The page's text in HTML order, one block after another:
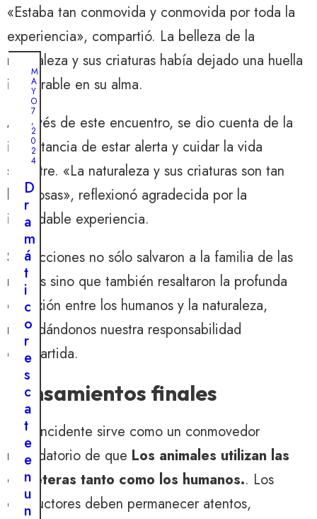
«Estaba tan conmovida y conmovida por toda la
experiencia», compartió. La belleza de la
naturaleza y sus criaturas había dejado una huella
imborrable en su alma.
A través de este encuentro, se dio cuenta de la
importancia de estar alerta y cuidar la vida
silvestre. «La naturaleza y sus criaturas son tan
hermosas», reflexionó agradecida por la
inolvidable experiencia.
Sus acciones no sólo salvaron a la familia de las
nutrias sino que también resaltaron la profunda
conexión entre los humanos y la naturaleza,
recordándonos nuestra responsabilidad
compartida.
Pensamientos finales
Este incidente sirve como un conmovedor
recordatorio de que Los animales utilizan las
carreteras tanto como los humanos.. Los
conductores deben permanecer atentos,
M
A
Y
O
7
,
2
0
2
4
D
r
a
m
á
t
i
c
o
r
e
s
c
a
t
e
e
n
u
n